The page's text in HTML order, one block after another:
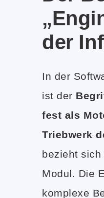
der
In der
ist der
fest als
Triebwerk
bezieht
Modul. Die
komplexe